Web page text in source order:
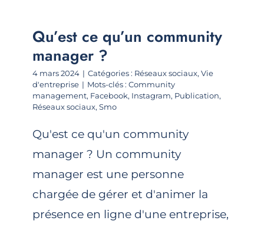
Qu’est ce qu’un community
manager ?
4 mars 2024 | Catégories : Réseaux sociaux, Vie
d'entreprise | Mots-clés : Community
management, Facebook, Instagram, Publication,
Réseaux sociaux, Smo
Qu'est ce qu'un community
manager ? Un community
manager est une personne
chargée de gérer et d'animer la
présence en ligne d'une entreprise,